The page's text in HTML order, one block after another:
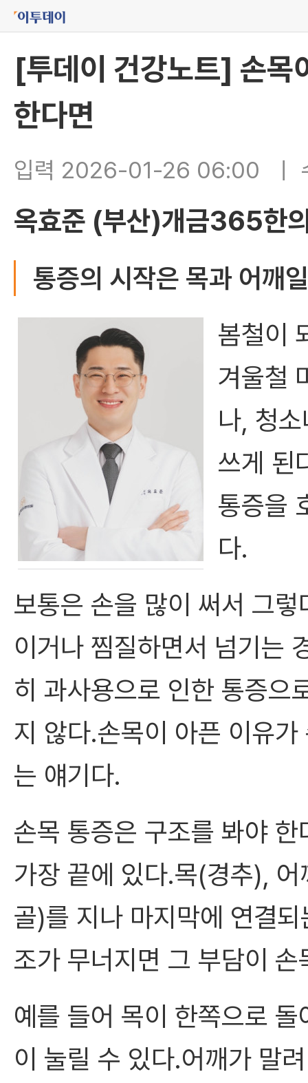
[투데이 건강노트] 손목
한다면
입력 2026-01-26 06:00
옥효준 (부산)개금365한
통증의 시작은 목과 어깨
봄철이
겨울철
나, 청
쓰게 된
통증을
다.
보통은 손을 많이 써서 그
이거나 찜질하면서 넘기는
히 과사용으로 인한 통증으
지 않다.손목이 아픈 이유
는 얘기다.
손목 통증은 구조를 봐야
가장 끝에 있다.목(경추),
골)를 지나 마지막에 연결
조가 무너지면 그 부담이
예를 들어 목이 한쪽으로
이 눌릴 수 있다.어깨가 말